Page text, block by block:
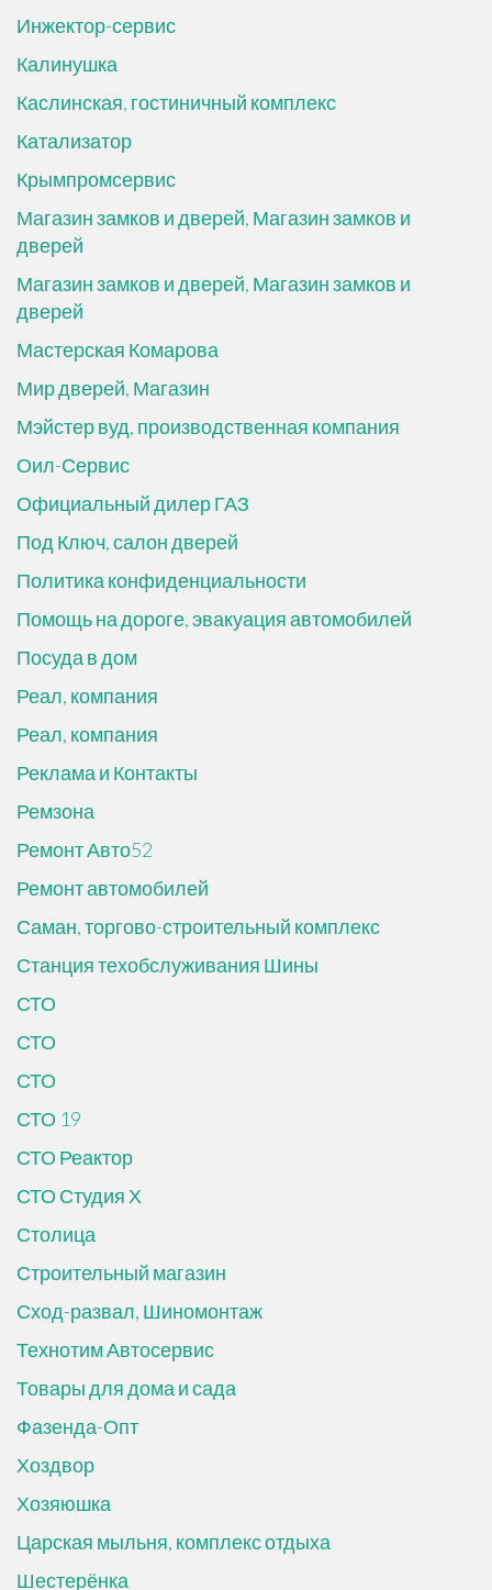
Инжектор-сервис
Калинушка
Каслинская, гостиничный комплекс
Катализатор
Крымпромсервис
Магазин замков и дверей, Магазин замков и
дверей
Магазин замков и дверей, Магазин замков и
дверей
Мастерская Комарова
Мир дверей, Магазин
Мэйстер вуд, производственная компания
Оил-Сервис
Официальный дилер ГАЗ
Под Ключ, салон дверей
Политика конфиденциальности
Помощь на дороге, эвакуация автомобилей
Посуда в дом
Реал, компания
Реал, компания
Реклама и Контакты
Ремзона
Ремонт Авто52
Ремонт автомобилей
Саман, торгово-строительный комплекс
Станция техобслуживания Шины
СТО
СТО
СТО
СТО 19
СТО Реактор
СТО Студия Х
Столица
Строительный магазин
Сход-развал, Шиномонтаж
Технотим Автосервис
Товары для дома и сада
Фазенда-Опт
Хоздвор
Хозяюшка
Царская мыльня, комплекс отдыха
Шестерёнка